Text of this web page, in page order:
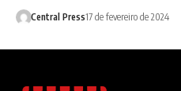
Central Press17 de fevereiro de 2024